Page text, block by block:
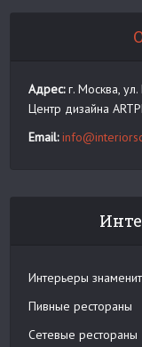
Адрес:г. Москва,
Центр дизайна
Email:
Интерьеры
Пивные рестораны
Сетевые рестораны